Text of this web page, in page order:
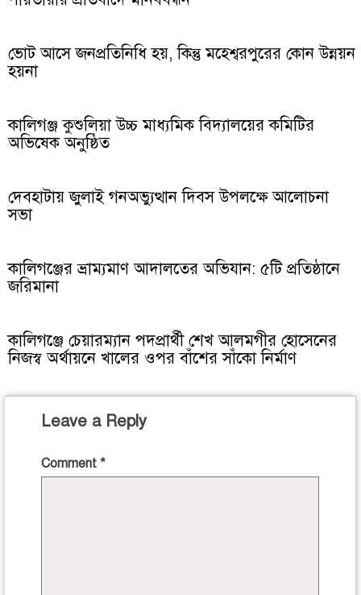
ভোট আসে জনপ্রতিনিধি হয়, কিন্তু মহেশ্বরপুরের কোন উন্নয়ন
হয়না
কালিগঞ্জ কুশুলিয়া উচ্চ মাধ্যমিক বিদ্যালয়ের কমিটির
অভিষেক অনুষ্ঠিত
দেবহাটায় জুলাই গনঅভ্যুত্থান দিবস উপলক্ষে আলোচনা
সভা
কালিগঞ্জের ভ্রাম্যমাণ আদালতের অভিযান: ৫টি প্রতিষ্ঠানে
জরিমানা
কালিগঞ্জে চেয়ারম্যান পদপ্রার্থী শেখ আলমগীর হোসেনের
নিজস্ব অর্থায়নে খালের ওপর বাঁশের সাঁকো নির্মাণ
Leave a Reply
Comment *